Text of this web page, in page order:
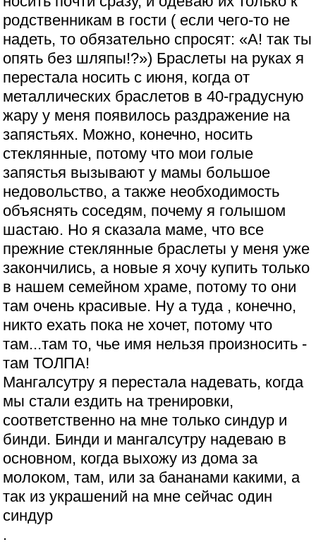
родственникам в гости ( если чего-то не
надеть, то обязательно спросят: «А! так ты
опять без шляпы!?») Браслеты на руках я
перестала носить с июня, когда от
металлических браслетов в 40-градусную
жару у меня появилось раздражение на
запястьях. Можно, конечно, носить
стеклянные, потому что мои голые
запястья вызывают у мамы большое
недовольство, а также необходимость
объяснять соседям, почему я голышом
шастаю. Но я сказала маме, что все
прежние стеклянные браслеты у меня уже
закончились, а новые я хочу купить только
в нашем семейном храме, потому то они
там очень красивые. Ну а туда , конечно,
никто ехать пока не хочет, потому что
там...там то, чье имя нельзя произносить -
там ТОЛПА!
Мангалсутру я перестала надевать, когда
мы стали ездить на тренировки,
соответственно на мне только синдур и
бинди. Бинди и мангалсутру надеваю в
основном, когда выхожу из дома за
молоком, там, или за бананами какими, а
так из украшений на мне сейчас один
синдур
.